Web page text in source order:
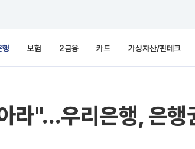
행 보험 2금융 카드 가상자산/핀테크
라"…우리은행, 은행